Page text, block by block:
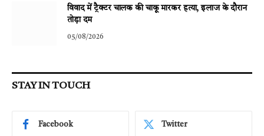
विवाद में ट्रैक्टर चालक की चाकू मारकर हत्या, इलाज के दौरान
तोड़ा दम
05/08/2026
STAY IN TOUCH
Facebook Twitter